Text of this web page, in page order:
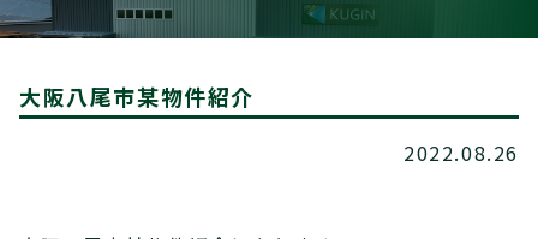
大阪八尾市某物件紹介
2022.08.26